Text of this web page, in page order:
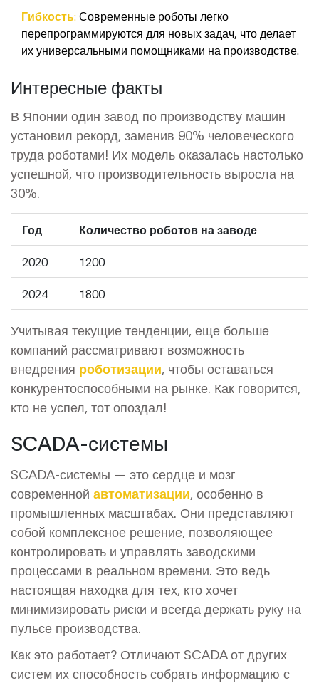
Гибкость:Современные роботы легко
перепрограммируются для новых задач, что делает
их универсальными помощниками на производстве.
Интересные факты
В Японии один завод по производству машин
установил рекорд, заменив 90% человеческого
труда роботами! Их модель оказалась настолько
успешной, что производительность выросла на
30%.
Год Количество роботов на заводе
2020 1200
2024 1800
Учитывая текущие тенденции, еще больше
компаний рассматривают возможность
внедрения роботизации, чтобы оставаться
конкурентоспособными на рынке. Как говорится,
кто не успел, тот опоздал!
SCADA-системы
SCADA-системы — это сердце и мозг
современной автоматизации, особенно в
промышленных масштабах. Они представляют
собой комплексное решение, позволяющее
контролировать и управлять заводскими
процессами в реальном времени. Это ведь
настоящая находка для тех, кто хочет
минимизировать риски и всегда держать руку на
пульсе производства.
Как это работает? Отличают SCADA от других
систем их способность собрать информацию с